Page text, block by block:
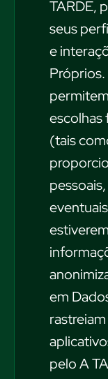
TARDE,
seus
e
escolhas
(tais
em
pelo A